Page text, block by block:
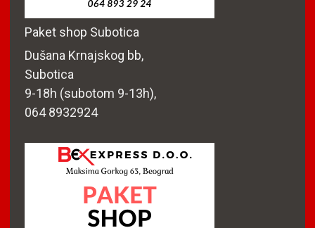
Paket shop Subotica
Dušana Krnajskog bb,
Subotica
9-18h (subotom 9-13h),
064 8932924